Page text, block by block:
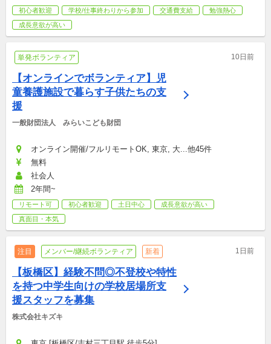
初心者歓迎 学校/仕事終わりから参加 交通費支給
勉強熱心
成長意欲が高い
単発ボランティア 10日前
【オンラインでボランティア】児
童養護施設で暮らす子供たちの支
援
一般財団法人　みらいこども財団
オンライン開催/フルリモートOK, 東京, 大...他45件
無料
社会人
2年間~
リモート可 初心者歓迎 土日中心
成長意欲が高い
真面目・本気
注目 メンバー/継続ボランティア 新着 1日前
【板橋区】経験不問◎不登校や特性
を持つ中学生向けの学校居場所支
援スタッフを募集
株式会社キズキ